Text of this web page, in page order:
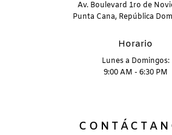
Av. Boulevard 1ro de
Punta Cana, República
Horario
Lunes a Domingos:
9:00 AM - 6:30 PM